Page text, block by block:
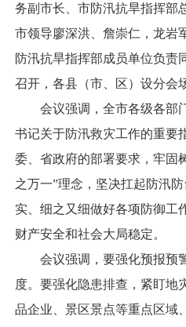
务副市长、市防汛抗旱指挥部
市领导廖深洪、詹崇仁，龙岩
防汛抗旱指挥部成员单位负责
召开，各县（市、区）设分会
会议强调，全市各级各部
书记关于防汛救灾工作的重要
委、省政府的部署要求，牢固
之万一”理念，坚决扛起防汛
实、细之又细做好各项防御工
财产安全和社会大局稳定。
会议强调，要强化预报预
度。要强化隐患排查，紧盯地
品企业、景区景点等重点区域